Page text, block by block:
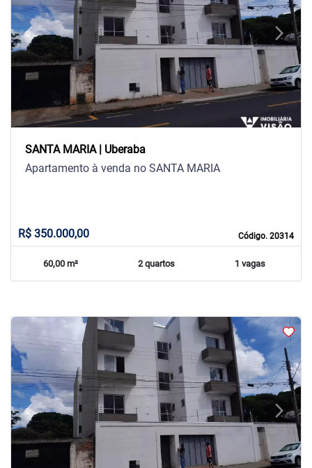
arrow_back_iosPrevious arrow_forward_ios
Next
SANTA MARIA | Uberaba
Código. 20314
Apartamento à venda no SANTA MARIA
R$ 350.000,00
60,00 m² 2 quartos 1 vagas
arrow_back_iosPrevious arrow_forward_ios
Next